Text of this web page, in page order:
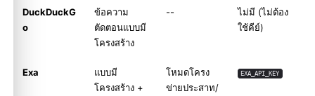
DuckDuckG
o
ข้อความ
ตัดตอนแบบมี
โครงสร้าง
--
ไม่มี (ไม่ต้อง
ใช้คีย์)
Exa
แบบมี
โครงสร้าง +
โหมดโครง
ข่ายประสาท/
EXA_API_KEY